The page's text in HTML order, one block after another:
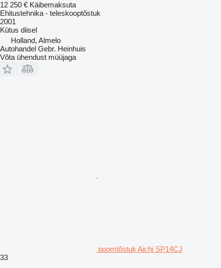
12 250 € Käibemaksuta
Ehitustehnika - teleskooptõstuk
2001
Kütus diisel
Holland, Almelo
Autohandel Gebr. Heinhuis
Võta ühendust müüjaga
poomtõstuk Aichi SP14CJ
33